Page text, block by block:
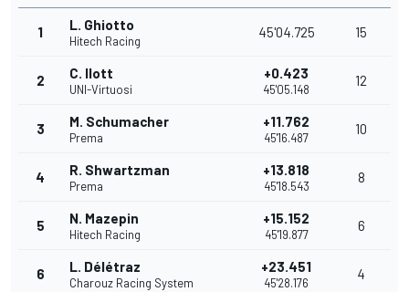
1 L. Ghiotto
Hitech Racing
45'04.725 15
2 C. Ilott
UNI-Virtuosi
+0.423
45'05.148
12
3 M. Schumacher
Prema
+11.762
45'16.487
10
4 R. Shwartzman
Prema
+13.818
45'18.543
8
5 N. Mazepin
Hitech Racing
+15.152
45'19.877
6
6 L. Délétraz
Charouz Racing System
+23.451
45'28.176
4